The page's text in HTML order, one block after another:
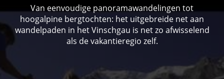
Van eenvoudige panoramawandelingen tot
hoogalpine bergtochten: het uitgebreide net aan
wandelpaden in het Vinschgau is net zo afwisselend
als de vakantieregio zelf.